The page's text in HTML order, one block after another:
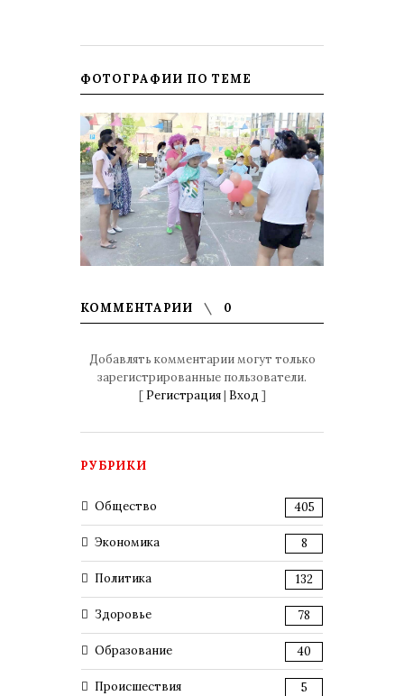
ФОТОГРАФИИ ПО ТЕМЕ
КОММЕНТАРИИ 0
Добавлять комментарии могут только
зарегистрированные пользователи.
[ Регистрация| Вход ]
РУБРИКИ
Общество 405
Экономика 8
Политика 132
Здоровье 78
Образование 40
Происшествия 5